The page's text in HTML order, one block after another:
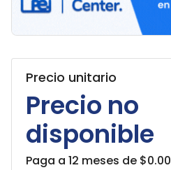
Precio unitario
Precio no
disponible
Paga a 12 meses de $0.00